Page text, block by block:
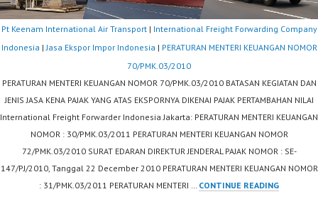
Pt Keenam International Air Transport| International Freight Forwarding Company
Indonesia | Jasa Ekspor Impor Indonesia | PERATURAN MENTERI KEUANGAN NOMOR
70/PMK.03/2010
PERATURAN MENTERI KEUANGAN NOMOR 70/PMK.03/2010 BATASAN KEGIATAN DAN
JENIS JASA KENA PAJAK YANG ATAS EKSPORNYA DIKENAI PAJAK PERTAMBAHAN NILAI
International Freight Forwarder Indonesia Jakarta: PERATURAN MENTERI KEUANGAN
NOMOR : 30/PMK.03/2011 PERATURAN MENTERI KEUANGAN NOMOR
72/PMK.03/2010 SURAT EDARAN DIREKTUR JENDERAL PAJAK NOMOR : SE-
147/PJ/2010, Tanggal 22 December 2010 PERATURAN MENTERI KEUANGAN NOMOR
: 31/PMK.03/2011 PERATURAN MENTERI … CONTINUE READING